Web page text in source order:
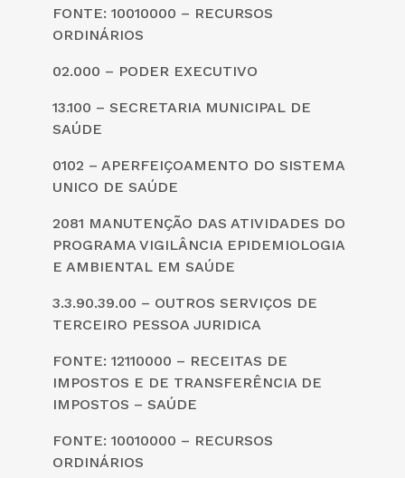
FONTE: 10010000 – RECURSOS
ORDINÁRIOS
02.000 – PODER EXECUTIVO
13.100 – SECRETARIA MUNICIPAL DE
SAÚDE
0102 – APERFEIÇOAMENTO DO SISTEMA
UNICO DE SAÚDE
2081 MANUTENÇÃO DAS ATIVIDADES DO
PROGRAMA VIGILÂNCIA EPIDEMIOLOGIA
E AMBIENTAL EM SAÚDE
3.3.90.39.00 – OUTROS SERVIÇOS DE
TERCEIRO PESSOA JURIDICA
FONTE: 12110000 – RECEITAS DE
IMPOSTOS E DE TRANSFERÊNCIA DE
IMPOSTOS – SAÚDE
FONTE: 10010000 – RECURSOS
ORDINÁRIOS